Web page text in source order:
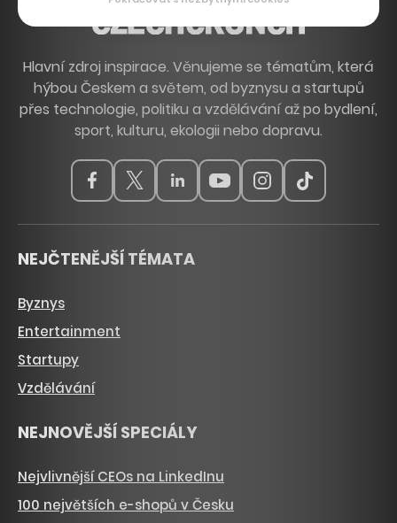
Hlavní zdroj inspirace. Věnujeme se tématům, která
hýbou Českem a světem, od byznysu a startupů
přes technologie, politiku a vzdělávání až po bydlení,
sport, kulturu, ekologii nebo dopravu.
NEJČTENĚJŠÍ TÉMATA
Byznys
Entertainment
Startupy
Vzdělávání
NEJNOVĚJŠÍ SPECIÁLY
Nejvlivnější CEOs na LinkedInu
100 největších e-shopů v Česku